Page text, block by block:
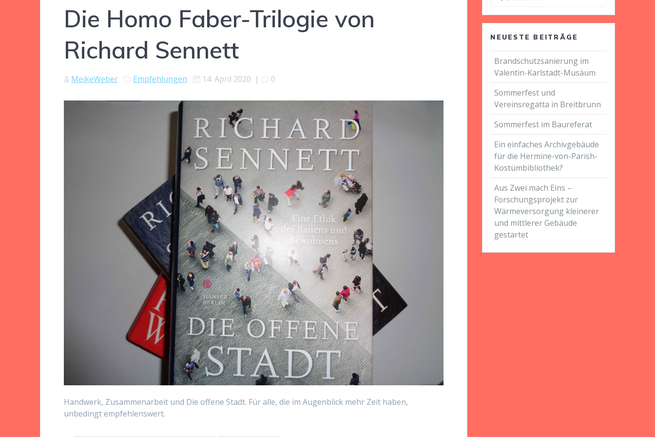
Die Homo Faber-Trilogie von
Richard Sennett
MeikeWeber Empfehlungen 14. April 2020 | 0
Handwerk, Zusammenarbeit und Die offene Stadt. Für alle, die im Augenblick mehr Zeit haben,
unbedingt empfehlenswert.
nach:
NEUESTE BEITRÄGE
Brandschutzsanierung im
Valentin-Karlstadt-Musäum
Sommerfest und
Vereinsregatta in Breitbrunn
Sommerfest im Baureferat
Ein einfaches Archivgebäude
für die Hermine-von-Parish-
Kostümbibliothek?
Aus Zwei mach Eins –
Forschungsprojekt zur
Wärmeversorgung kleinerer
und mittlerer Gebäude
gestartet